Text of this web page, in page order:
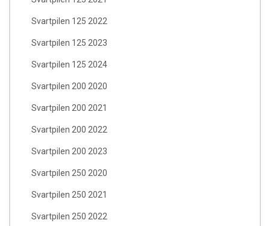
Svartpilen 125 2022
Svartpilen 125 2023
Svartpilen 125 2024
Svartpilen 200 2020
Svartpilen 200 2021
Svartpilen 200 2022
Svartpilen 200 2023
Svartpilen 250 2020
Svartpilen 250 2021
Svartpilen 250 2022